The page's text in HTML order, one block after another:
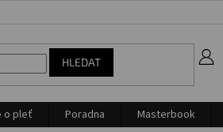
HLEDAT
o pleť Poradna Masterbook